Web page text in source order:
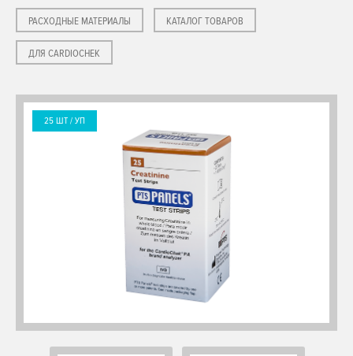
РАСХОДНЫЕ МАТЕРИАЛЫ КАТАЛОГ ТОВАРОВ
ДЛЯ CARDIOCHEK
25 ШТ / УП